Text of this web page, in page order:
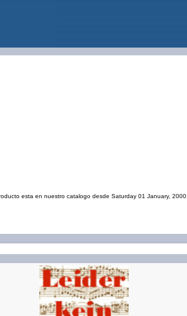
esta en nuestro catalogo desde Saturday 01 January, 2000.